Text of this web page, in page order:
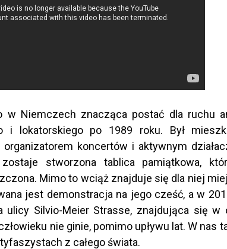
w Niemczech znacząca postać dla ruchu
i lokatorskiego po 1989 roku. Był
organizatorem koncertów i aktywnym
stworzona tablica pamiątkowa,
Mimo to wciąż znajduje się dla niej
jest demonstracja na jego cześć, a w
ulicy Silvio-Meier Strasse, znajdująca się w
nie ginie, pomimo upływu lat. W nas
z całego świata.